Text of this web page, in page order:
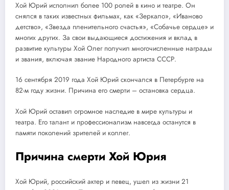
Хой Юрий исполнил более 100 ролей в кино и театре. Он
снялся в таких известных фильмах, как «Зеркало», «Иваново
детство», «Звезда пленительного счастья», «Собачье сердце» и
многих других. За свои выдающиеся достижения и вклад в
развитие культуры Хой Олег получил многочисленные награды
и звания, включая звание Народного артиста СССР.
16 сентября 2019 года Хой Юрий скончался в Петербурге на
82-м году жизни. Причина его смерти – остановка сердца.
Хой Юрий оставил огромное наследие в мире культуры и
театра. Его талант и профессионализм навсегда останутся в
памяти поколений зрителей и коллег.
Причина смерти Хой Юрия
Хой Юрий, российский актер и певец, ушел из жизни 21